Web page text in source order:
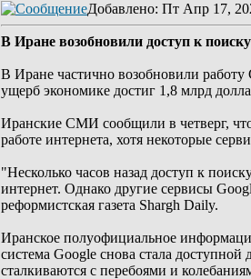
Добавлено: Пт Апр 17,
В Иране возобновили доступ к
В Иране частично возобновили работу
ущерб экономике достиг 1,8 млрд
Иранские СМИ сообщили в четверг,
работе интернета, хотя некоторые
"Несколько часов назад доступ к
интернет. Однако другие сервисы
реформистская газета Shargh Daily.
Иранское полуофициальное
система Google снова стала доступной
сталкиваются с перебоями и